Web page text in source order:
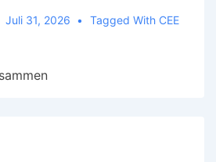
Juli 31, 2026 Tagged With CEE